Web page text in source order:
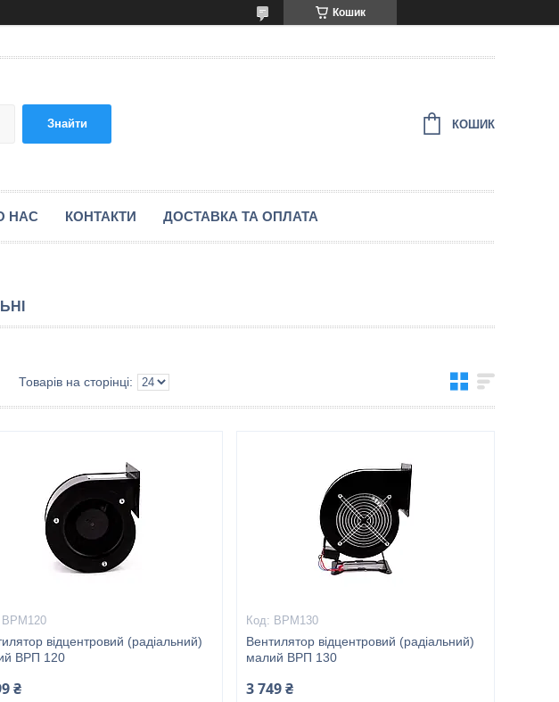
Кошик
Знайти КОШИК
НАС КОНТАКТИ ДОСТАВКА ТА ОПЛАТА
ВРМ120
відцентровий (радіальний)
ВРП 120
₴
ВРМ130
Вентилятор відцентровий (радіальний)
малий ВРП 130
3 749 ₴